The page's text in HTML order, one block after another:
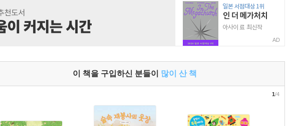
AD
이 책을 구입하신 분들이 많이 산 책
1/4